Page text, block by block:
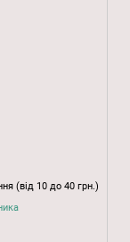
(від 10 до 40 грн.)